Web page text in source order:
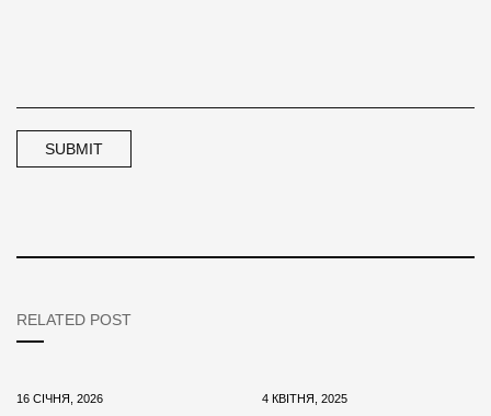
RELATED POST
16 СІЧНЯ, 2026 4 КВІТНЯ, 2025